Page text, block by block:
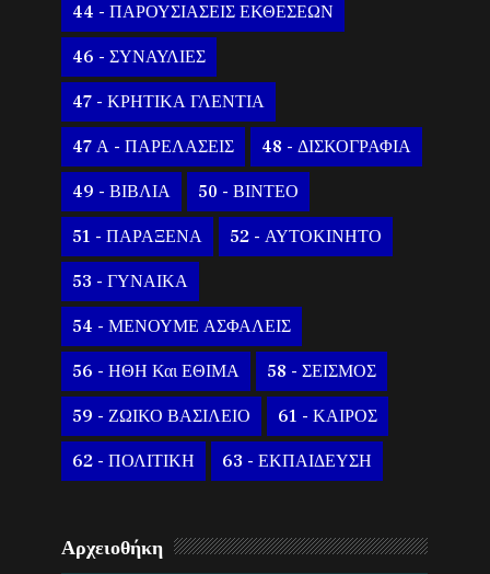
44 - ΠΑΡΟΥΣΙΑΣΕΙΣ ΕΚΘΕΣΕΩΝ
46 - ΣΥΝΑΥΛΙΕΣ
47 - ΚΡΗΤΙΚΑ ΓΛΕΝΤΙΑ
47 Α - ΠΑΡΕΛΑΣΕΙΣ 48 - ΔΙΣΚΟΓΡΑΦΙΑ
49 - ΒΙΒΛΙΑ 50 - ΒΙΝΤΕΟ
51 - ΠΑΡΑΞΕΝΑ 52 - ΑΥΤΟΚΙΝΗΤΟ
53 - ΓΥΝΑΙΚΑ
54 - ΜΕΝΟΥΜΕ ΑΣΦΑΛΕΙΣ
56 - ΗΘΗ Και ΕΘΙΜΑ 58 - ΣΕΙΣΜΟΣ
59 - ΖΩΙΚΟ ΒΑΣΙΛΕΙΟ 61 - ΚΑΙΡΟΣ
62 - ΠΟΛΙΤΙΚΗ 63 - ΕΚΠΑΙΔΕΥΣΗ
Αρχειοθήκη